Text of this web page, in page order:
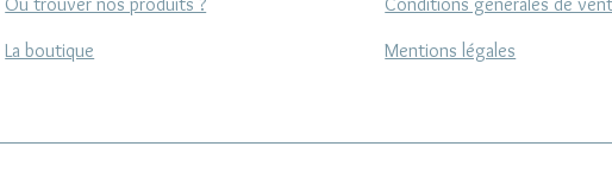
Ou trouver nos produits ?
La boutique
Conditions générales de
Mentions légales